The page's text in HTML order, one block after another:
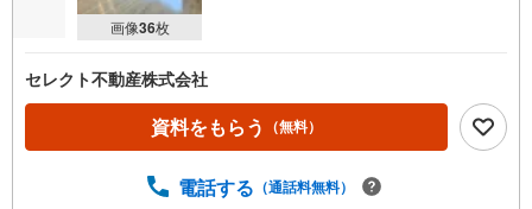
画像36枚
セレクト不動産株式会社
資料をもらう （無料）
電話する （通話料無料）